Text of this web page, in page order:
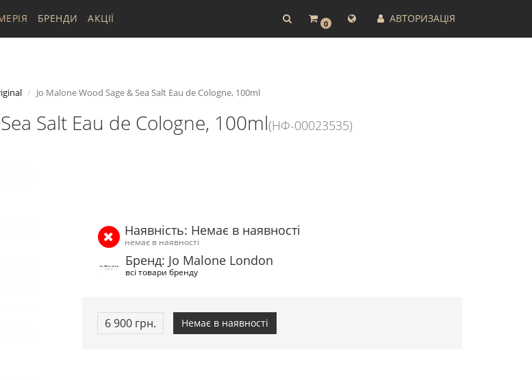
0 АВТОРИЗАЦІЯ
БРЕНДИ АКЦІЇ
Jo Malone Wood Sage & Sea Salt Eau de Cologne, 100ml
Salt Eau de Cologne, 100ml(НФ-00023535)
Наявність: Немає в наявності
немає в наявності
Бренд: Jo Malone London
всі товари бренду
6 900 грн. Немає в наявності